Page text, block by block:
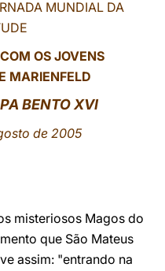
MUNDIAL DA
OS JOVENS
MARIENFELD
BENTO XVI
de 2005
misteriosos Magos do
que São Mateus
assim: "entrando na